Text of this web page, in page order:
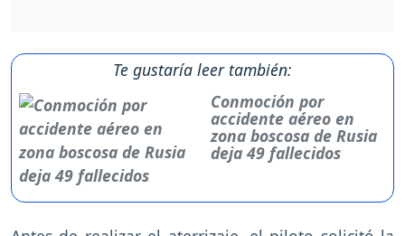
Te gustaría leer también:
Conmoción por
accidente aéreo en
zona boscosa de Rusia
deja 49 fallecidos